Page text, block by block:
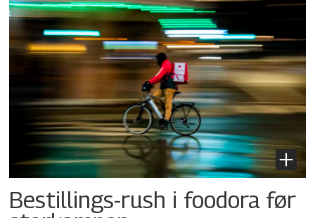
Bestillings-rush i foodora før